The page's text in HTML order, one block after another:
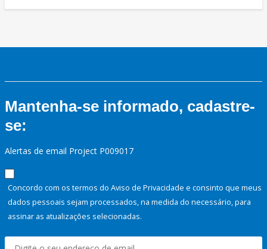
Mantenha-se informado, cadastre-
se:
Alertas de email Project P009017
Concordo com os termos do Aviso de Privacidade e consinto que meus
dados pessoais sejam processados, na medida do necessário, para
assinar as atualizações selecionadas.